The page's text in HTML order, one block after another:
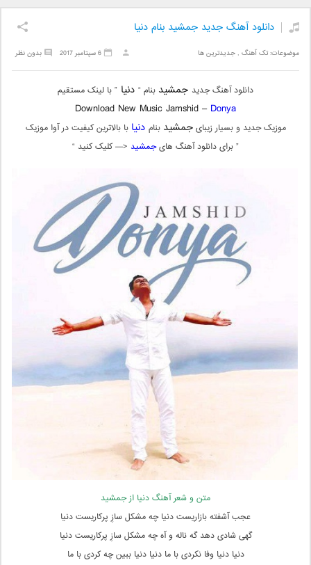
دانلود آهنگ جدید جمشید بنام دنیا
موضوعات:تک آهنگ ,جدیدترین ها بدون نظر 6 سپتامبر 2017
دانلود آهنگ جدید جمشید بنام “ دنیا ” با لینک مستقیم
Download New Music Jamshid – Donya
موزیک جدید و بسیار زیبایجمشید بنام دنیا با بالاترین کیفیت در آوا موزیک
” برای دانلود آهنگ هایجمشید <— کلیک کنید “
متن و شعر آهنگ دنیا از جمشید
عجب آشفته بازاریست دنیا چه مشکل سازِ پرکاریست دنیا
گهی شادی دهد گه ناله و آه چه مشکل سازِ پرکاریست دنیا
دنیا دنیا وفا نکردی با ما دنیا دنیا ببین چه کردی با ما